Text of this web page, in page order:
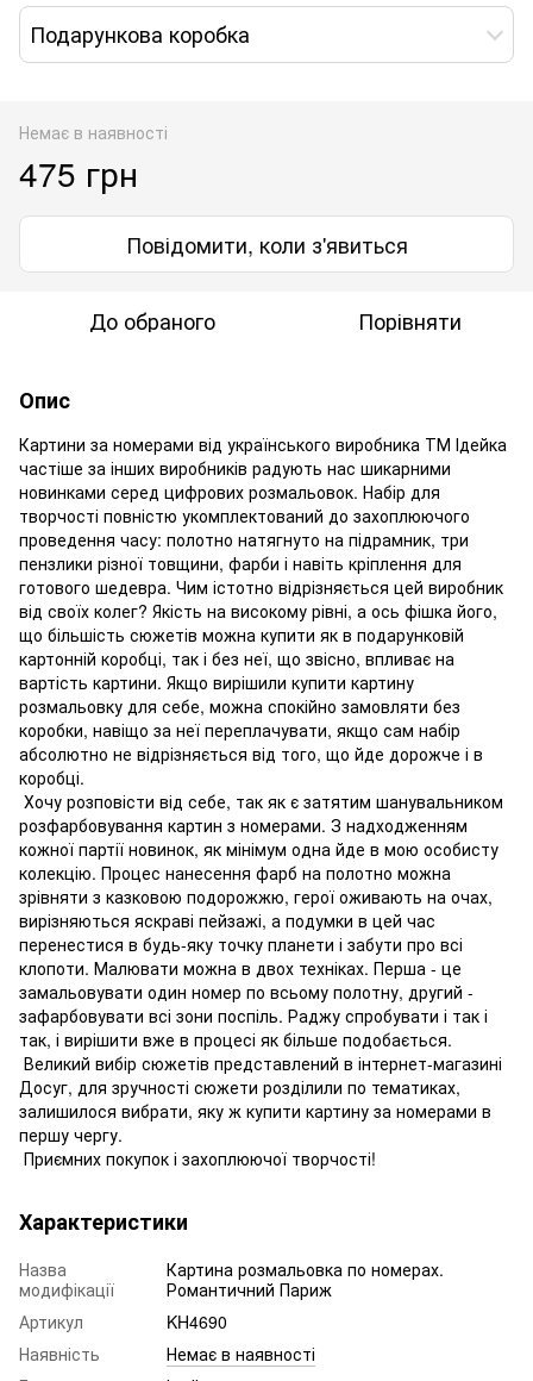
Подарункова коробка
Немає в наявності
475 грн
Повідомити, коли з'явиться
До обраного Порівняти
Опис
Картини за номерами від українського виробника ТМ Ідейка
частіше за інших виробників радують нас шикарними
новинками серед цифрових розмальовок. Набір для
творчості повністю укомплектований до захоплюючого
проведення часу: полотно натягнуто на підрамник, три
пензлики різної товщини, фарби і навіть кріплення для
готового шедевра. Чим істотно відрізняється цей виробник
від своїх колег? Якість на високому рівні, а ось фішка його,
що більшість сюжетів можна купити як в подарунковій
картонній коробці, так і без неї, що звісно, впливає на
вартість картини. Якщо вирішили купити картину
розмальовку для себе, можна спокійно замовляти без
коробки, навіщо за неї переплачувати, якщо сам набір
абсолютно не відрізняється від того, що йде дорожче і в
коробці.
Хочу розповісти від себе, так як є затятим шанувальником
розфарбовування картин з номерами. З надходженням
кожної партії новинок, як мінімум одна йде в мою особисту
колекцію. Процес нанесення фарб на полотно можна
зрівняти з казковою подорожжю, герої оживають на очах,
вирізняються яскраві пейзажі, а подумки в цей час
перенестися в будь-яку точку планети і забути про всі
клопоти. Малювати можна в двох техніках. Перша - це
замальовувати один номер по всьому полотну, другий -
зафарбовувати всі зони поспіль. Раджу спробувати і так і
так, і вирішити вже в процесі як більше подобається.
Великий вибір сюжетів представлений в інтернет-магазині
Досуг, для зручності сюжети розділили по тематиках,
залишилося вибрати, яку ж купити картину за номерами в
першу чергу.
Приємних покупок і захоплюючої творчості!
Характеристики
Назва
модифікації
Картина розмальовка по номерах.
Романтичний Париж
Артикул
KH4690
Наявність
Немає в наявності